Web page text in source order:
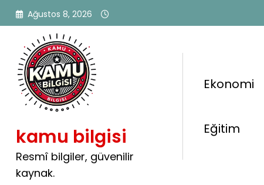
İçeriğe
atla
Ağustos 8, 2026
kamu bilgisi
Resmî bilgiler, güvenilir
kaynak.
Ekonomi
Eğitim
Etiket: CE ehliyeti